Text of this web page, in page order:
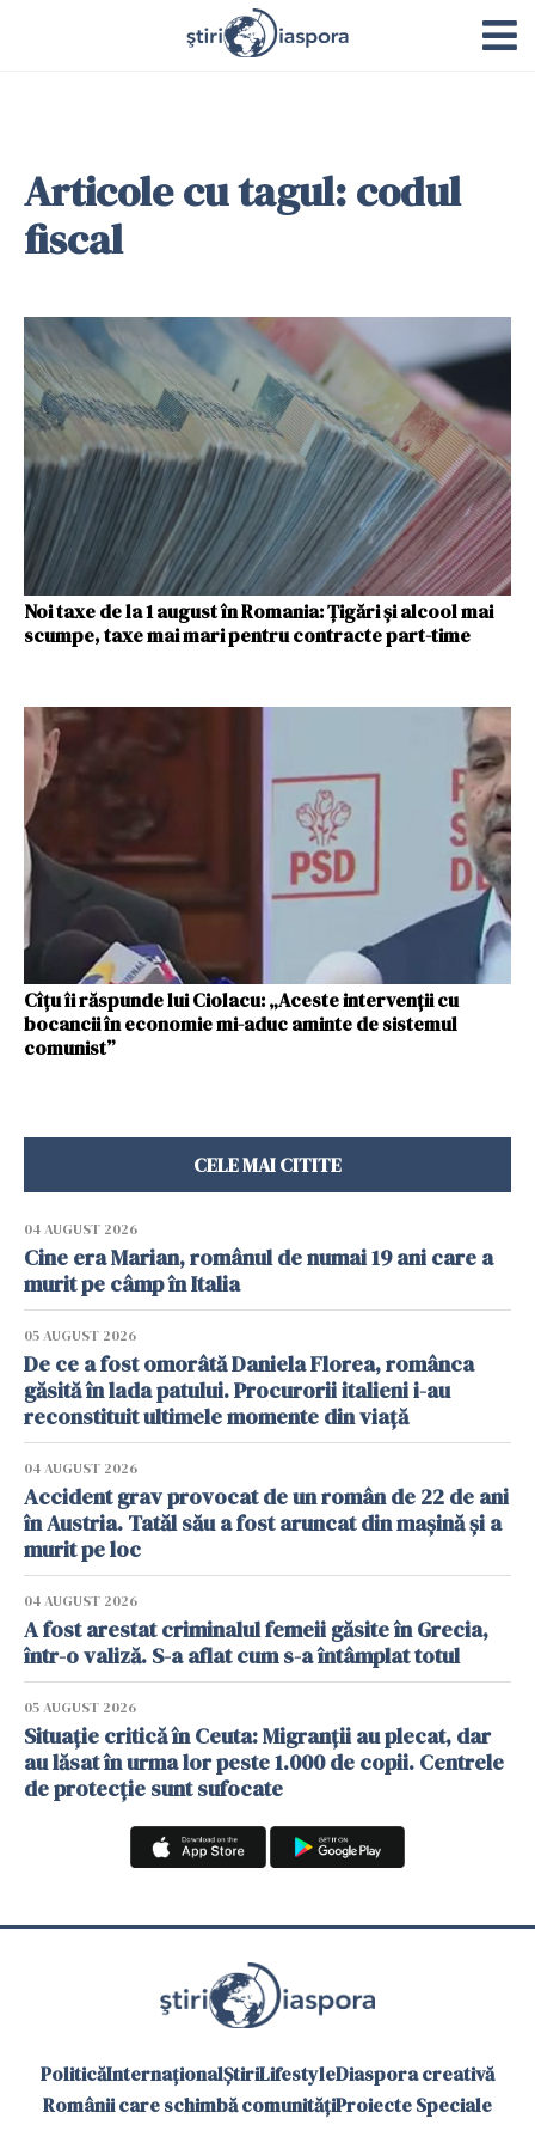
Articole cu tagul: codul
fiscal
Noi taxe de la 1 august în Romania: Țigări și alcool mai
scumpe, taxe mai mari pentru contracte part-time
Cîțu îi răspunde lui Ciolacu: „Aceste intervenții cu
bocancii în economie mi-aduc aminte de sistemul
comunist”
CELE MAI CITITE
04 AUGUST 2026
Cine era Marian, românul de numai 19 ani care a
murit pe câmp în Italia
05 AUGUST 2026
De ce a fost omorâtă Daniela Florea, românca
găsită în lada patului. Procurorii italieni i-au
reconstituit ultimele momente din viață
04 AUGUST 2026
Accident grav provocat de un român de 22 de ani
în Austria. Tatăl său a fost aruncat din mașină și a
murit pe loc
04 AUGUST 2026
A fost arestat criminalul femeii găsite în Grecia,
într-o valiză. S-a aflat cum s-a întâmplat totul
05 AUGUST 2026
Situație critică în Ceuta: Migranții au plecat, dar
au lăsat în urma lor peste 1.000 de copii. Centrele
de protecție sunt sufocate
PoliticăInternaționalȘtiriLifestyleDiaspora creativă
Românii care schimbă comunitățiProiecte Speciale